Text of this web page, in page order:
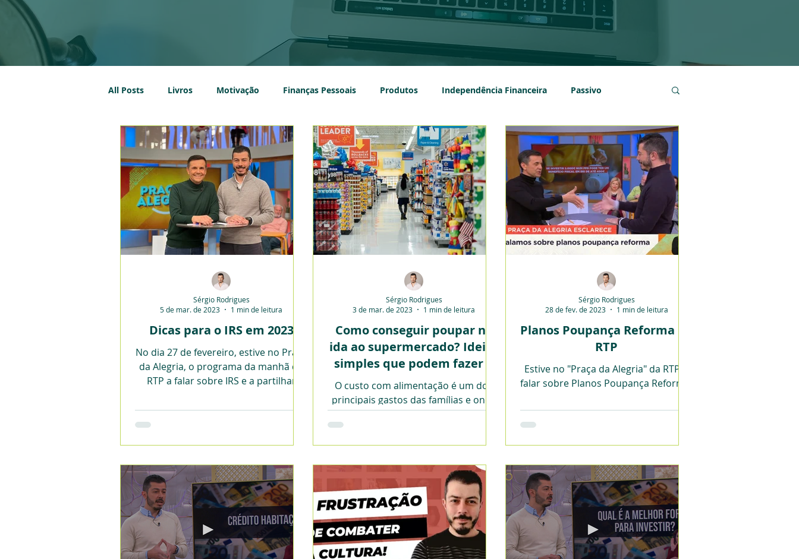
All Posts Livros Motivação Finanças Pessoais Produtos Independência Financeira Passivo
Imobiliário Sustentabilidade Impostos Empreendedorismo Seguros Economia Poupança
Dicas para o IRS em 2023
No dia 27 de fevereiro, estive no Praça
da Alegria, o programa da manhã da
RTP a falar sobre IRS e a partilhar
Sérgio Rodrigues
5 de mar. de 2023
1 min de leitura
Como conseguir poupar na
ida ao supermercado? Ideias
simples que podem fazer a
diferença.
O custo com alimentação é um dos
principais gastos das famílias e onde
o impacto da subida dos preços se
sente bastante. Damos algumas...
Sérgio Rodrigues
3 de mar. de 2023
1 min de leitura
Planos Poupança Reforma na
RTP
Estive no "Praça da Alegria" da RTP, a
falar sobre Planos Poupança Reforma.
Sérgio Rodrigues
28 de fev. de 2023
1 min de leitura